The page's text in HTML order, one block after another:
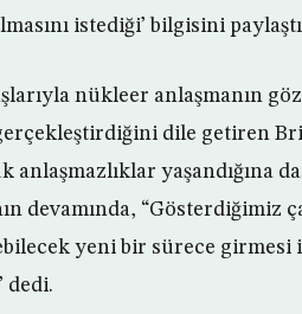
istediği’ bilgisini
nükleer anlaşmanın
dile getiren
anlaşmazlıklar yaşandığına
devamında, “Gösterdiğimiz
yeni bir sürece girmesi
dedi.